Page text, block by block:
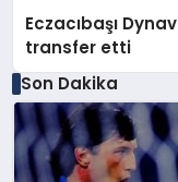
Eczacıbaşı
transfer etti
Son Dakika